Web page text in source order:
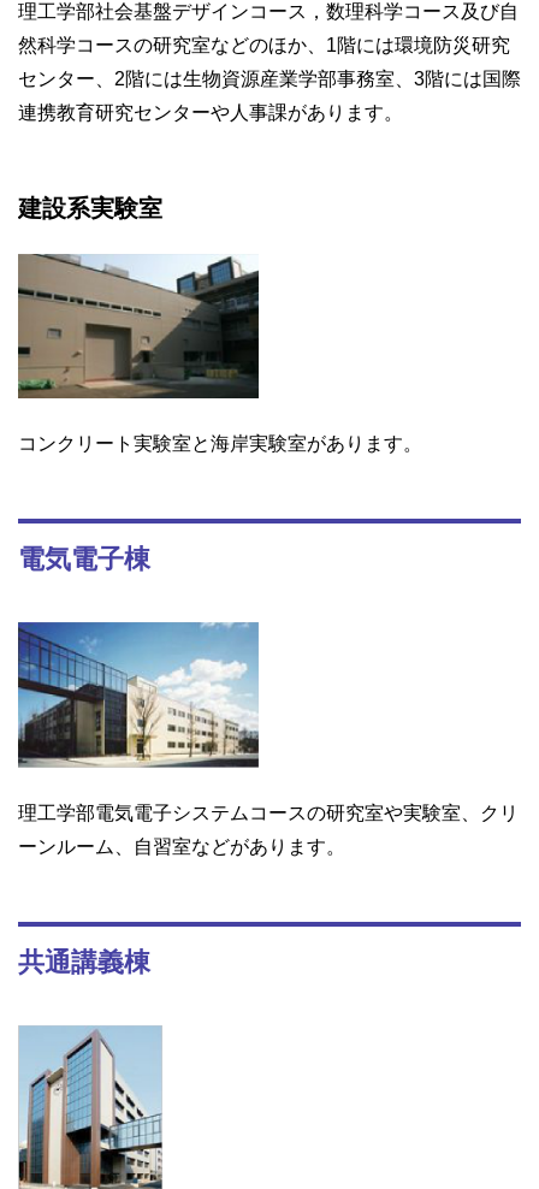
理工学部社会基盤デザインコース，数理科学コース及び自
然科学コースの研究室などのほか、1階には環境防災研究
センター、2階には生物資源産業学部事務室、3階には国際
連携教育研究センターや人事課があります。
建設系実験室
コンクリート実験室と海岸実験室があります。
電気電子棟
理工学部電気電子システムコースの研究室や実験室、クリ
ーンルーム、自習室などがあります。
共通講義棟